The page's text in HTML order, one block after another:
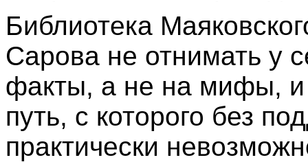
Библиотека
Сарова не отнимать у
факты, а не на мифы, и
путь, с которого без
практически